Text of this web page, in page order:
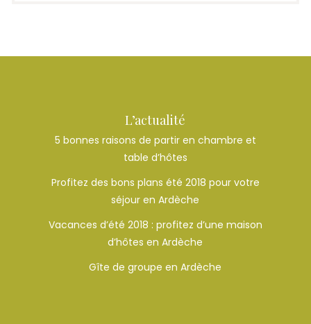
L’actualité
5 bonnes raisons de partir en chambre et
table d’hôtes
Profitez des bons plans été 2018 pour votre
séjour en Ardèche
Vacances d’été 2018 : profitez d’une maison
d’hôtes en Ardèche
Gîte de groupe en Ardèche